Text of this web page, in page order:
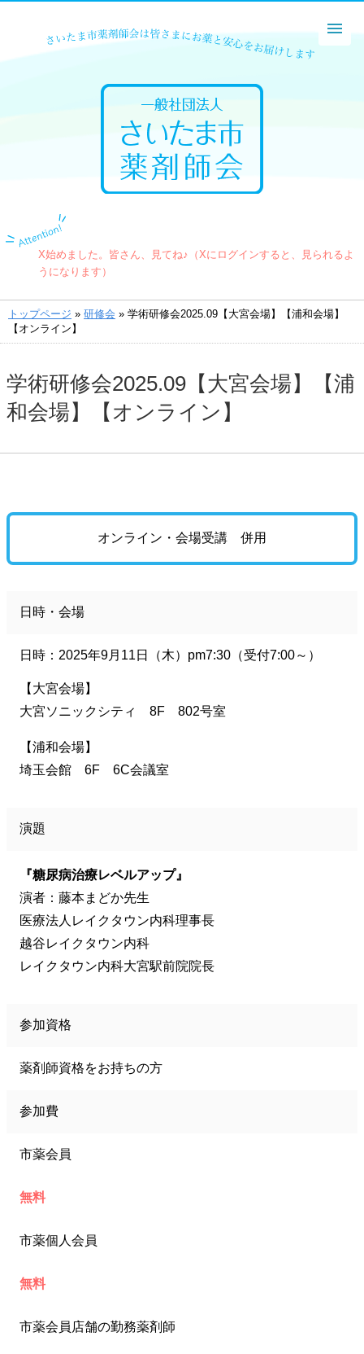
X始めました。皆さん、見てね♪（Xにログインすると、見られるよ
うになります）
トップページ » 研修会 » 学術研修会2025.09【大宮会場】【浦和会場】
【オンライン】
学術研修会2025.09【大宮会場】【浦
和会場】【オンライン】
オンライン・会場受講 併用
日時・会場
日時：2025年9月11日（木）pm7:30（受付7:00～）
【大宮会場】
大宮ソニックシティ 8F 802号室
【浦和会場】
埼玉会館 6F 6C会議室
演題
『糖尿病治療レベルアップ』
演者：藤本まどか先生
医療法人レイクタウン内科理事長
越谷レイクタウン内科
レイクタウン内科大宮駅前院院長
参加資格
薬剤師資格をお持ちの方
参加費
市薬会員
無料
市薬個人会員
無料
市薬会員店舗の勤務薬剤師